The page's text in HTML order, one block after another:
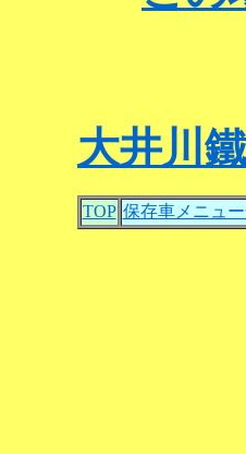
大井川
TOP 保存車メニュ